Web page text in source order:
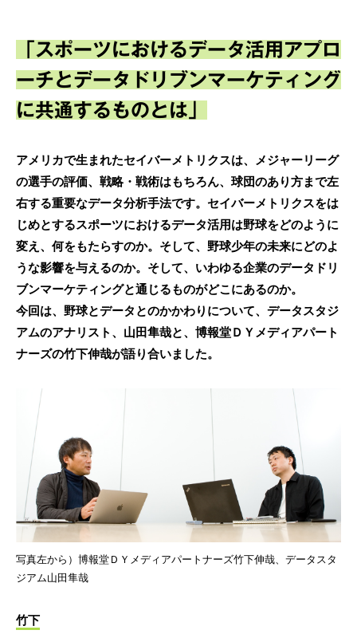
「スポーツにおけるデータ活用アプロ
ーチとデータドリブンマーケティング
に共通するものとは」
アメリカで生まれたセイバーメトリクスは、メジャーリーグ
の選手の評価、戦略・戦術はもちろん、球団のあり方まで左
右する重要なデータ分析手法です。セイバーメトリクスをは
じめとするスポーツにおけるデータ活用は野球をどのように
変え、何をもたらすのか。そして、野球少年の未来にどのよ
うな影響を与えるのか。そして、いわゆる企業のデータドリ
ブンマーケティングと通じるものがどこにあるのか。
今回は、野球とデータとのかかわりについて、データスタジ
アムのアナリスト、山田隼哉と、博報堂ＤＹメディアパート
ナーズの竹下伸哉が語り合いました。
写真左から）博報堂ＤＹメディアパートナーズ竹下伸哉、データスタ
ジアム山田隼哉
竹下